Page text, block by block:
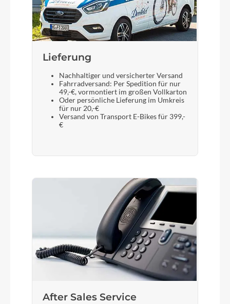
Lieferung
Nachhaltiger und versicherter Versand
Fahrradversand: Per Spedition für nur
49,-€, vormontiert im großen Vollkarton
Oder persönliche Lieferung im Umkreis
für nur 20,-€
Versand von Transport E-Bikes für 399,-
€
After Sales Service